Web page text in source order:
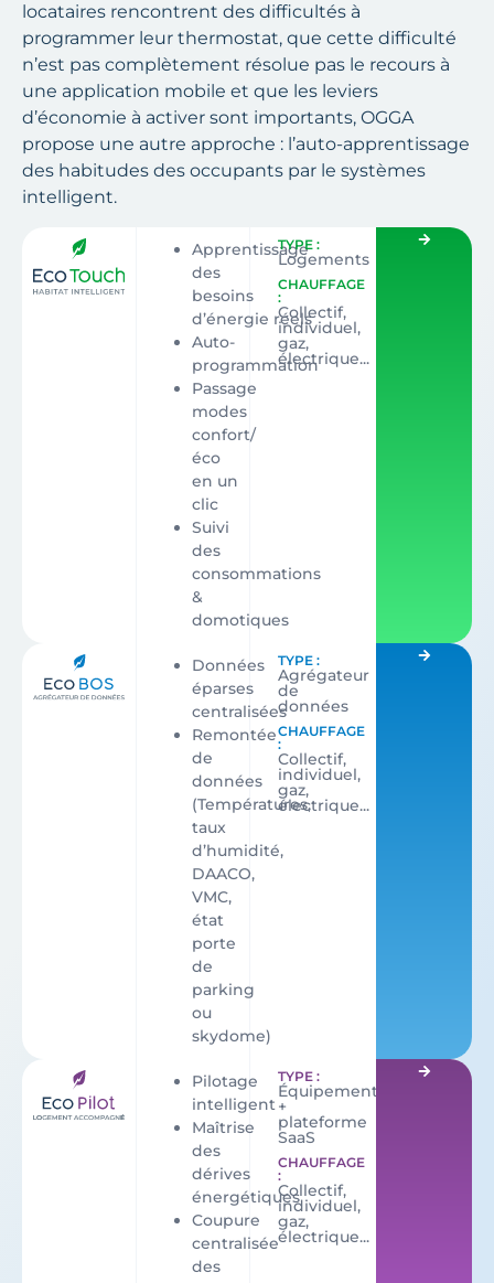
locataires rencontrent des difficultés à
programmer leur thermostat, que cette difficulté
n’est pas complètement résolue pas le recours à
une application mobile et que les leviers
d’économie à activer sont importants, OGGA
propose une autre approche : l’auto-apprentissage
des habitudes des occupants par le systèmes
intelligent.
Apprentissage
des
besoins
d’énergie réels
Auto-
programmation
Passage
modes
confort/
éco
en un
clic
Suivi
des
consommations
&
domotiques
TYPE :
Logements
CHAUFFAGE
:
Collectif,
individuel,
gaz,
électrique...
Données
éparses
centralisées
Remontée
de
données
(Températures,
taux
d’humidité,
DAACO,
VMC,
état
porte
de
parking
ou
skydome)
TYPE :
Agrégateur
de
données
CHAUFFAGE
:
Collectif,
individuel,
gaz,
électrique...
Pilotage
intelligent
Maîtrise
des
dérives
énergétiques
Coupure
centralisée
des
TYPE :
Équipementation
+
plateforme
SaaS
CHAUFFAGE
:
Collectif,
individuel,
gaz,
électrique...